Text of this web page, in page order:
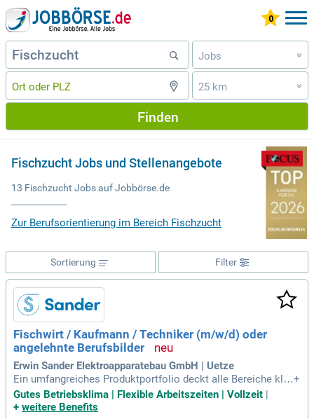
Jobs »
25 km »
Finden
Fischzucht Jobs und Stellenangebote
13 Fischzucht Jobs auf Jobbörse.de
Zur Berufsorientierung im Bereich Fischzucht
Filter
Sortierung
Fischwirt / Kaufmann / Techniker (m/w/d) oder
angelehnte Berufsbilder
Erwin Sander Elektroapparatebau GmbH | Uetze
Ein umfangreiches Produktportfolio deckt alle Bereiche kla
ssischer Fischzucht ab, wie z.B. Becken, Fütterung, Transpor
t, Fischhandling, Fischverarbeitung, Wasseraufbereitung, Me
+
Gutes Betriebsklima | Flexible Arbeitszeiten | Vollzeit |
+ weitere Benefits